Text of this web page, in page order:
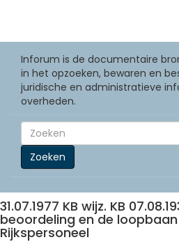
Inforum is de documentaire
in het opzoeken, bewaren en
juridische en administratieve
overheden.
Zoeken
31.07.1977 KB wijz. KB
beoordeling en de
Rijkspersoneel